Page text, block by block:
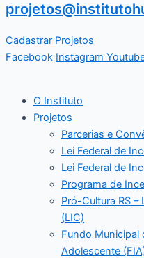
Cadastrar Projetos
Facebook Instagram
O Instituto
Projetos
Parcerias e
Lei Federal de
Lei Federal de
Programa de
Pró-Cultura RS –
(LIC)
Fundo Municipal
Adolescente